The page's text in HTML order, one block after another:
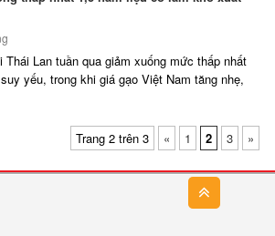
Lan tuần qua giảm xuống mức thấp nhất
yếu, trong khi giá gạo Việt Nam tăng nhẹ,
Trang 2 trên 3 « 1 2 3 »